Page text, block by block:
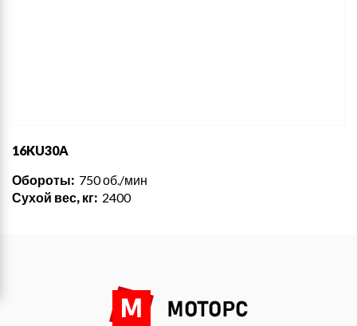
16KU30A
Обороты: 750 об./мин
Сухой вес, кг: 2400